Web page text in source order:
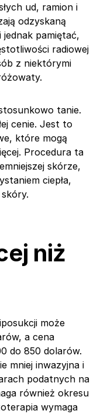
ud, ramion i
odzyskaną
jednak pamiętać,
radiowej
z niektórymi
tanie.
cenie. Jest to
które mogą
Procedura ta
skórze,
ciepła,
niż
może
a cena
do 850 dolarów.
mniej inwazyjna i
podatnych na
również okresu
wymaga